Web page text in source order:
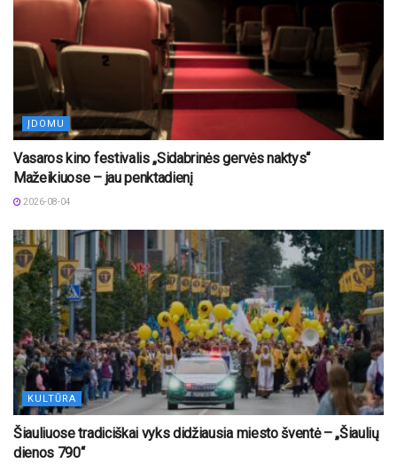
ĮDOMU
Vasaros kino festivalis „Sidabrinės gervės naktys“
Mažeikiuose – jau penktadienį
2026-08-04
KULTŪRA
Šiauliuose tradiciškai vyks didžiausia miesto šventė – „Šiaulių
dienos 790“